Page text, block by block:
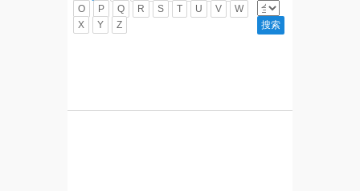
O
P Q R S T U V
W
X
Y Z